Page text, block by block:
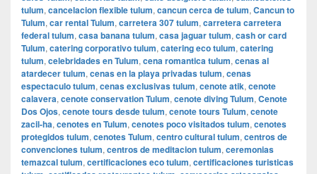
tulum, cancelacion flexible tulum, cancun cerca de tulum, Cancun to
Tulum, car rental Tulum, carretera 307 tulum, carretera carretera
federal tulum, casa banana tulum, casa jaguar tulum, cash or card
Tulum, catering corporativo tulum, catering eco tulum, catering
tulum, celebridades en Tulum, cena romantica tulum, cenas al
atardecer tulum, cenas en la playa privadas tulum, cenas
espectaculo tulum, cenas exclusivas tulum, cenote atik, cenote
calavera, cenote conservation Tulum, cenote diving Tulum, Cenote
Dos Ojos, cenote tours desde tulum, cenote tours Tulum, cenote
zacil-ha, cenotes en Tulum, cenotes poco visitados tulum, cenotes
protegidos tulum, cenotes Tulum, centro cultural tulum, centros de
convenciones tulum, centros de meditacion tulum, ceremonias
temazcal tulum, certificaciones eco tulum, certificaciones turisticas